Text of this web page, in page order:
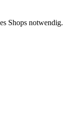
Shops notwendig.